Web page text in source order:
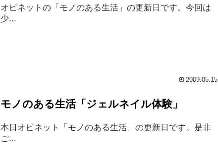
オピネットの「モノのある生活」の更新日です。今回は
少...
2009.05.15
モノのある生活「ジェルネイル体験」
本日オピネット「モノのある生活」の更新日です。是非
ご...